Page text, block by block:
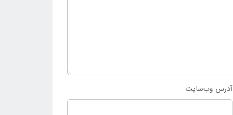
آدرس وب‌سایت